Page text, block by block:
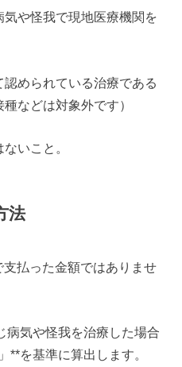
や怪我で現地医療機関を
められている治療である
などは対象外です）
いこと。
法
払った金額ではありませ
病気や怪我を治療した場合
**を基準に算出します。